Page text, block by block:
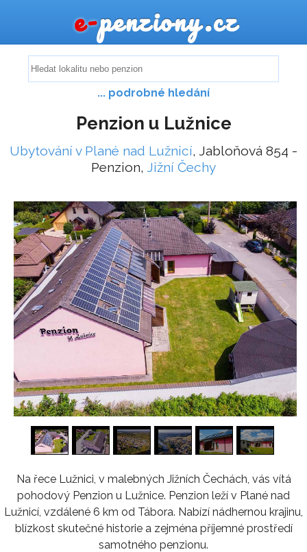
e-penziony.cz
... podrobné hledání
Penzion u Lužnice
Ubytování v Plané nad Lužnicí, Jabloňová 854 -
Penzion, Jižní Čechy
1/16
Na řece Lužnici, v malebných Jižních Čechách, vás vítá
pohodový Penzion u Lužnice. Penzion leží v Plané nad
Lužnicí, vzdálené 6 km od Tábora. Nabízí nádhernou krajinu,
blízkost skutečné historie a zejména příjemné prostředí
samotného penzionu.